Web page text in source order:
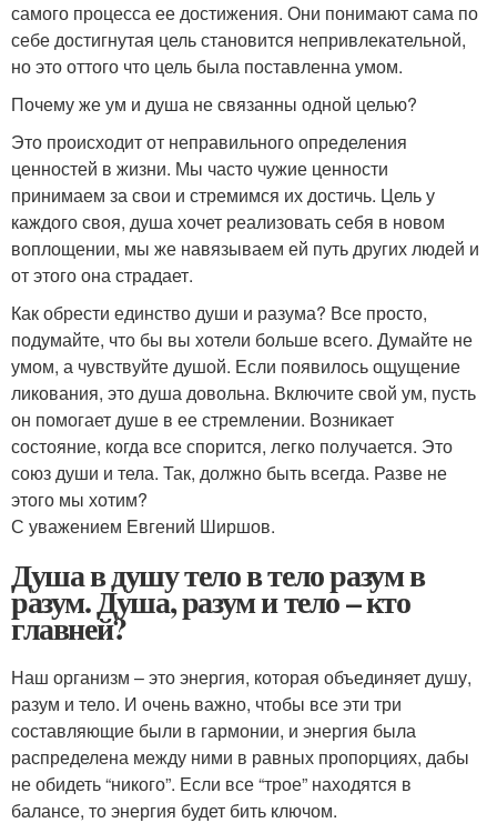
самого процесса ее достижения. Они понимают сама по
себе достигнутая цель становится непривлекательной,
но это оттого что цель была поставленна умом.
Почему же ум и душа не связанны одной целью?
Это происходит от неправильного определения
ценностей в жизни. Мы часто чужие ценности
принимаем за свои и стремимся их достичь. Цель у
каждого своя, душа хочет реализовать себя в новом
воплощении, мы же навязываем ей путь других людей и
от этого она страдает.
Как обрести единство души и разума? Все просто,
подумайте, что бы вы хотели больше всего. Думайте не
умом, а чувствуйте душой. Если появилось ощущение
ликования, это душа довольна. Включите свой ум, пусть
он помогает душе в ее стремлении. Возникает
состояние, когда все спорится, легко получается. Это
союз души и тела. Так, должно быть всегда. Разве не
этого мы хотим?
С уважением Евгений Ширшов.
Душа в душу тело в тело разум в
разум. Душа, разум и тело – кто
главней?
Наш организм – это энергия, которая объединяет душу,
разум и тело. И очень важно, чтобы все эти три
составляющие были в гармонии, и энергия была
распределена между ними в равных пропорциях, дабы
не обидеть “никого”. Если все “трое” находятся в
балансе, то энергия будет бить ключом.